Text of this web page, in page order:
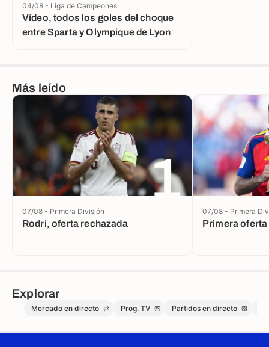
Vídeo, todos los goles del choque
entre Sparta y Olympique de Lyon
04/08 - Liga de Campeones
Más leído
1
Rodri, oferta rechazada
07/08 - Primera División
Primera
07/08 - Primera
Explorar
Mercado en directo Prog. TV Partidos en directo